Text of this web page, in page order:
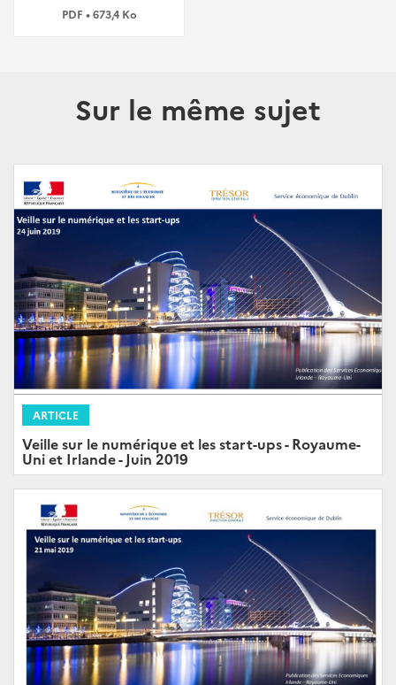
PDF • 673,4 Ko
Sur le même sujet
ARTICLE
Veille sur le numérique et les start-ups - Royaume-
Uni et Irlande - Juin 2019